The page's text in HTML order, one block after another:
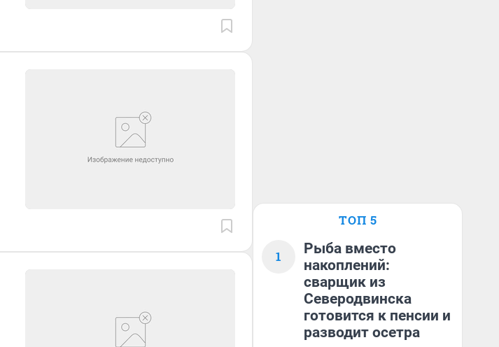
ТОП 5
1
Рыба вместо
накоплений:
сварщик из
Северодвинска
готовится к пенсии и
разводит осетра